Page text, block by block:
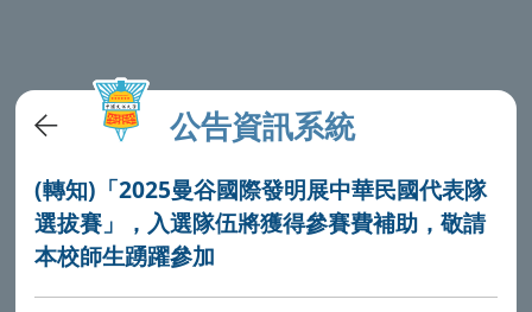
公告資訊系統
(轉知)「2025曼谷國際發明展中華民國代表隊
選拔賽」，入選隊伍將獲得參賽費補助，敬請
本校師生踴躍參加